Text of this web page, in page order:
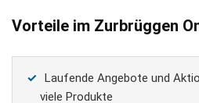
Vorteile im Zurbrüggen
Laufende Angebote und
viele Produkte